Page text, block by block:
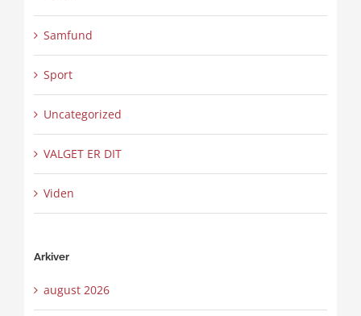
Samfund
Sport
Uncategorized
VALGET ER DIT
Viden
Arkiver
august 2026